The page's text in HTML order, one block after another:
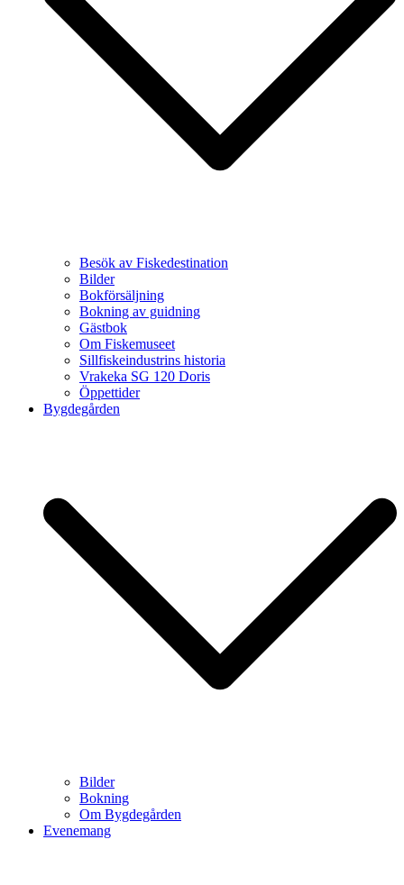
Besök av Fiskedestination
Bilder
Bokförsäljning
Bokning av guidning
Gästbok
Om Fiskemuseet
Sillfiskeindustrins historia
Vrakeka SG 120 Doris
Öppettider
Bygdegården
Bilder
Bokning
Om Bygdegården
Evenemang